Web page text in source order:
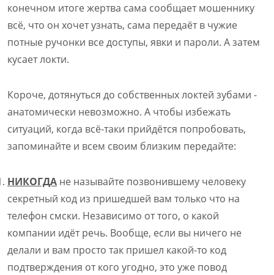
конечном итоге жертва сама сообщает мошеннику
всё, что он хочет узнать, сама передаёт в чужие
потные ручонки все доступы, явки и пароли. А затем
кусает локти.
Короче, дотянуться до собственных локтей зубами -
анатомически невозможно. А чтобы избежать
ситуаций, когда всё-таки прийдётся попробовать,
запоминайте и всем своим близким передайте:
НИКОГДА не называйте позвонившему человеку
секретный код из пришедшей вам только что на
телефон смски. Независимо от того, о какой
компании идёт речь. Вообще, если вы ничего не
делали и вам просто так пришел какой-то код
подтверждения от кого угодно, это уже повод